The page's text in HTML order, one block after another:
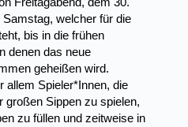
Samstag, welcher für die
bis in die frühen
denen das neue
geheißen wird.
allem Spieler*Innen, die
großen Sippen zu spielen,
zu füllen und zeitweise in